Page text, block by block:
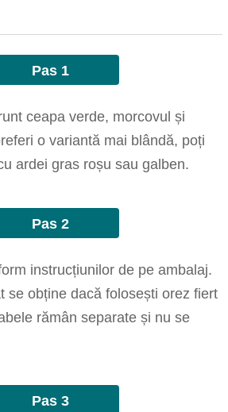
Pas 1
ceapa verde, morcovul și
o variantă mai blândă, poți
ardei gras roșu sau galben.
Pas 2
instrucțiunilor de pe ambalaj.
se obține dacă folosești orez fiert
rămân separate și nu se
Pas 3